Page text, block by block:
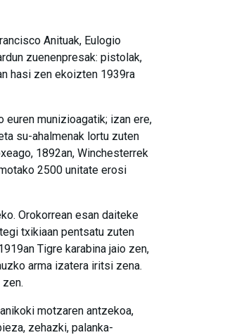
Anituak, Eulogio
zuenenpresak: pistolak,
hasi zen ekoizten 1939ra
euren munizioagatik; izan ere,
su-ahalmenak lortu zuten
1892an, Winchesterrek
2500 unitate erosi
Orokorrean esan daiteke
txikiaan pentsatu zuten
Tigre karabina jaio zen,
arma izatera iritsi zena.
motzaren antzekoa,
zehazki, palanka-